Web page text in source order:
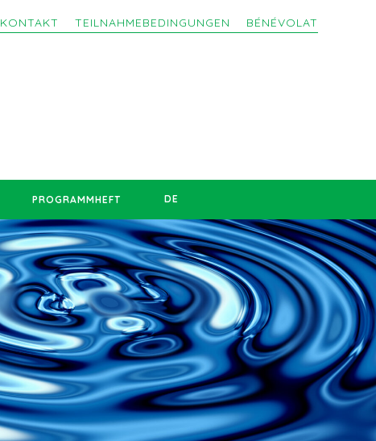
KONTAKT TEILNAHMEBEDINGUNGEN BÉNÉVOLAT
PROGRAMMHEFT DE